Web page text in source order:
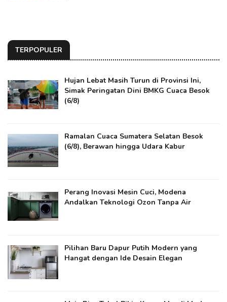
TERPOPULER
Hujan Lebat Masih Turun di Provinsi Ini,
Simak Peringatan Dini BMKG Cuaca Besok
(6/8)
Ramalan Cuaca Sumatera Selatan Besok
(6/8), Berawan hingga Udara Kabur
Perang Inovasi Mesin Cuci, Modena
Andalkan Teknologi Ozon Tanpa Air
Pilihan Baru Dapur Putih Modern yang
Hangat dengan Ide Desain Elegan